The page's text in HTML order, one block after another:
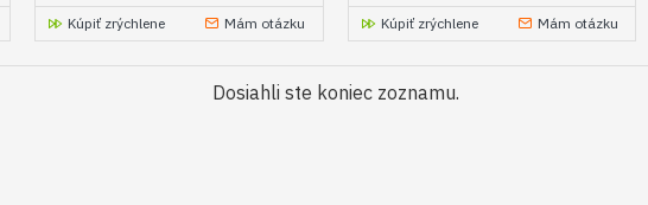
Kúpiť zrýchlene
Mám otázku Kúpiť zrýchlene Mám otázku
Dosiahli ste koniec zoznamu.